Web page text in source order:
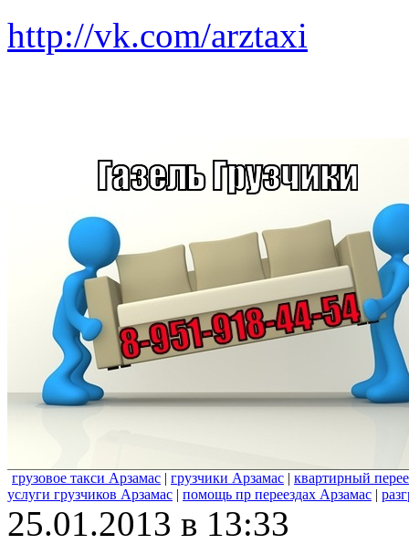
http://vk.com/arztaxi
грузовое такси Арзамас | грузчики Арзамас | квартирный
услуги грузчиков Арзамас | помощь пр переездах Арзамас |
25.01.2013 в 13:33